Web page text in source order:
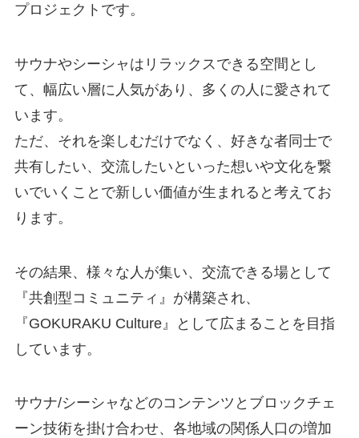
プロジェクトです。
サウナやシーシャはリラックスできる空間とし
て、幅広い層に人気があり、多くの人に愛されて
います。
ただ、それを楽しむだけでなく、好きな者同士で
共有したい、交流したいといった想いや文化を繋
いでいくことで新しい価値が生まれると考えてお
ります。
その結果、様々な人が集い、交流できる場として
『共創型コミュニティ』が構築され、
『GOKURAKU Culture』として広まることを目指
しています。
サウナ/シーシャなどのコンテンツとブロックチェ
ーン技術を掛け合わせ、各地域の関係人口の増加